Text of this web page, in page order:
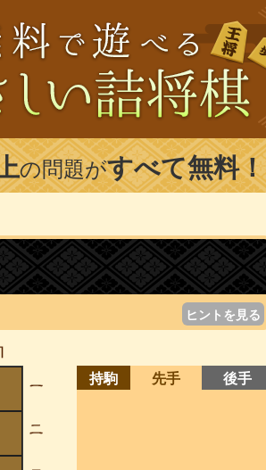
の問題がすべて無料！
ヒントを見る
持駒 先手 後手